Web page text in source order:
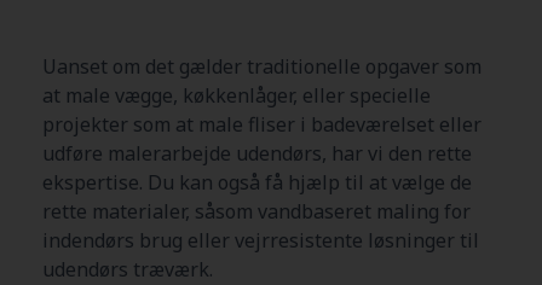
Uanset om det gælder traditionelle opgaver som
at male vægge, køkkenlåger, eller specielle
projekter som at male fliser i badeværelset eller
udføre malerarbejde udendørs, har vi den rette
ekspertise. Du kan også få hjælp til at vælge de
rette materialer, såsom vandbaseret maling for
indendørs brug eller vejrresistente løsninger til
udendørs træværk.